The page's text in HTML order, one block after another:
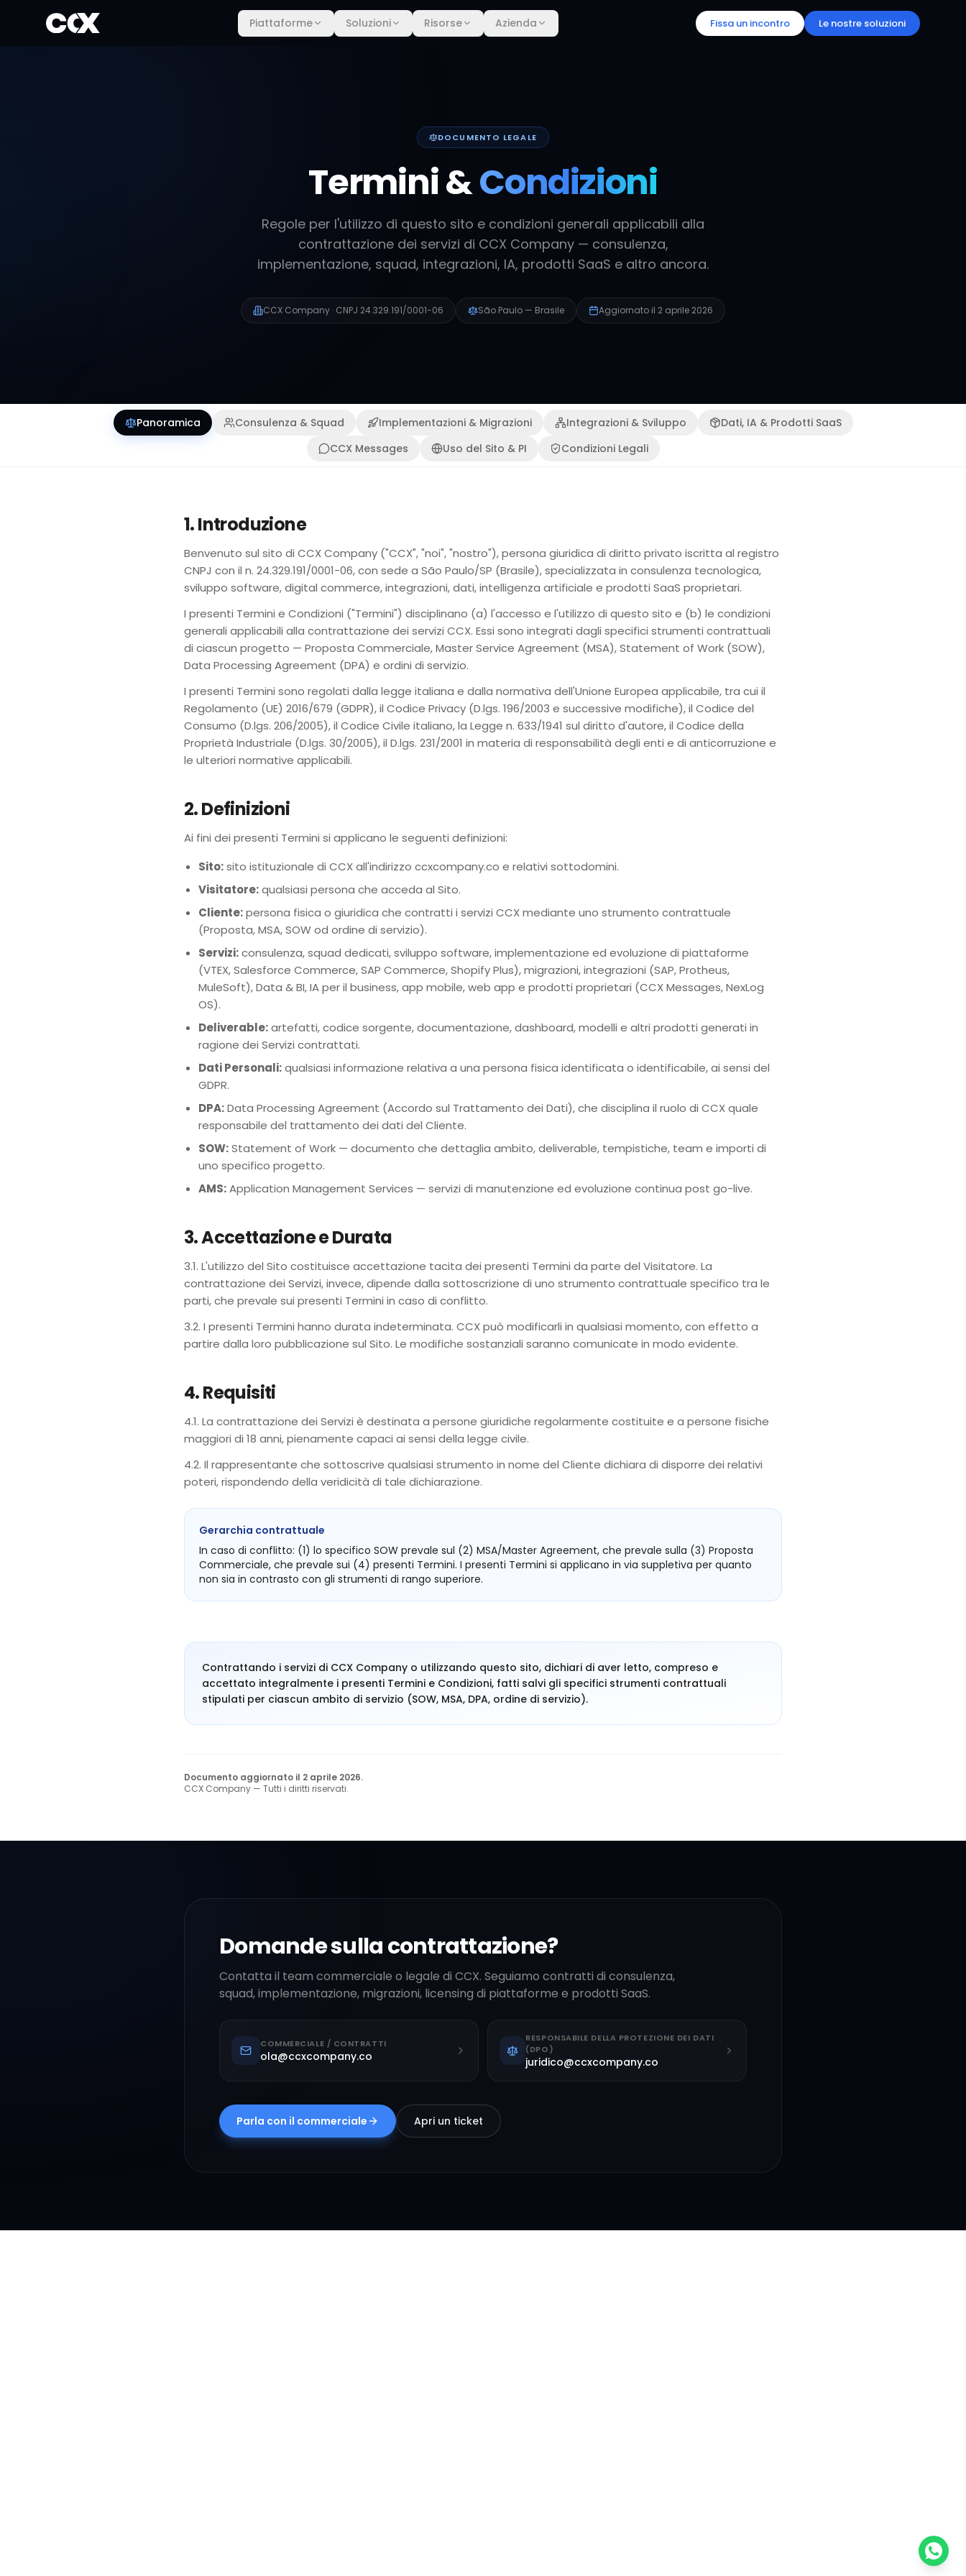
Piattaforme Soluzioni Risorse Azienda Fissa un incontro Le nostre soluzioni
DOCUMENTO LEGALE
Termini &Condizioni
Regole per l'utilizzo di questo sito e condizioni generali applicabili alla
contrattazione dei servizi di CCX Company — consulenza,
implementazione, squad, integrazioni, IA, prodotti SaaS e altro ancora.
CCX Company · CNPJ 24.329.191/0001-06 São Paulo — Brasile Aggiornato il 2 aprile 2026
Panoramica Consulenza & Squad Implementazioni & Migrazioni Integrazioni & Sviluppo
Dati, IA & Prodotti SaaS
CCX Messages
Uso del Sito & PI Condizioni Legali
1. Introduzione
Benvenuto sul sito di CCX Company ("CCX", "noi", "nostro"), persona giuridica di diritto privato iscritta al registro
CNPJ con il n. 24.329.191/0001-06, con sede a São Paulo/SP (Brasile), specializzata in consulenza tecnologica,
sviluppo software, digital commerce, integrazioni, dati, intelligenza artificiale e prodotti SaaS proprietari.
I presenti Termini e Condizioni ("Termini") disciplinano (a) l'accesso e l'utilizzo di questo sito e (b) le condizioni
generali applicabili alla contrattazione dei servizi CCX. Essi sono integrati dagli specifici strumenti contrattuali
di ciascun progetto — Proposta Commerciale, Master Service Agreement (MSA), Statement of Work (SOW),
Data Processing Agreement (DPA) e ordini di servizio.
I presenti Termini sono regolati dalla legge italiana e dalla normativa dell'Unione Europea applicabile, tra cui il
Regolamento (UE) 2016/679 (GDPR), il Codice Privacy (D.lgs. 196/2003 e successive modifiche), il Codice del
Consumo (D.lgs. 206/2005), il Codice Civile italiano, la Legge n. 633/1941 sul diritto d'autore, il Codice della
Proprietà Industriale (D.lgs. 30/2005), il D.lgs. 231/2001 in materia di responsabilità degli enti e di anticorruzione e
le ulteriori normative applicabili.
2. Definizioni
Ai fini dei presenti Termini si applicano le seguenti definizioni:
Sito:sito istituzionale di CCX all'indirizzo ccxcompany.co e relativi sottodomini.
Visitatore:qualsiasi persona che acceda al Sito.
Cliente:persona fisica o giuridica che contratti i servizi CCX mediante uno strumento contrattuale
(Proposta, MSA, SOW od ordine di servizio).
Servizi:consulenza, squad dedicati, sviluppo software, implementazione ed evoluzione di piattaforme
(VTEX, Salesforce Commerce, SAP Commerce, Shopify Plus), migrazioni, integrazioni (SAP, Protheus,
MuleSoft), Data & BI, IA per il business, app mobile, web app e prodotti proprietari (CCX Messages, NexLog
OS).
Deliverable:artefatti, codice sorgente, documentazione, dashboard, modelli e altri prodotti generati in
ragione dei Servizi contrattati.
Dati Personali:qualsiasi informazione relativa a una persona fisica identificata o identificabile, ai sensi del
GDPR.
DPA:Data Processing Agreement (Accordo sul Trattamento dei Dati), che disciplina il ruolo di CCX quale
responsabile del trattamento dei dati del Cliente.
SOW:Statement of Work — documento che dettaglia ambito, deliverable, tempistiche, team e importi di
uno specifico progetto.
AMS:Application Management Services — servizi di manutenzione ed evoluzione continua post go-live.
3. Accettazione e Durata
3.1. L'utilizzo del Sito costituisce accettazione tacita dei presenti Termini da parte del Visitatore. La
contrattazione dei Servizi, invece, dipende dalla sottoscrizione di uno strumento contrattuale specifico tra le
parti, che prevale sui presenti Termini in caso di conflitto.
3.2. I presenti Termini hanno durata indeterminata. CCX può modificarli in qualsiasi momento, con effetto a
partire dalla loro pubblicazione sul Sito. Le modifiche sostanziali saranno comunicate in modo evidente.
4. Requisiti
4.1. La contrattazione dei Servizi è destinata a persone giuridiche regolarmente costituite e a persone fisiche
maggiori di 18 anni, pienamente capaci ai sensi della legge civile.
4.2. Il rappresentante che sottoscrive qualsiasi strumento in nome del Cliente dichiara di disporre dei relativi
poteri, rispondendo della veridicità di tale dichiarazione.
Gerarchia contrattuale
In caso di conflitto: (1) lo specifico SOW prevale sul (2) MSA/Master Agreement, che prevale sulla (3) Proposta
Commerciale, che prevale sui (4) presenti Termini. I presenti Termini si applicano in via suppletiva per quanto
non sia in contrasto con gli strumenti di rango superiore.
Contrattando i servizi di CCX Company o utilizzando questo sito, dichiari di aver letto, compreso e
accettato integralmente i presenti Termini e Condizioni, fatti salvi gli specifici strumenti contrattuali
stipulati per ciascun ambito di servizio (SOW, MSA, DPA, ordine di servizio).
Documento aggiornato il 2 aprile 2026.
CCX Company — Tutti i diritti riservati.
Domande sulla contrattazione?
Contatta il team commerciale o legale di CCX. Seguiamo contratti di consulenza,
squad, implementazione, migrazioni, licensing di piattaforme e prodotti SaaS.
COMMERCIALE / CONTRATTI
ola@ccxcompany.co
RESPONSABILE DELLA PROTEZIONE DEI DATI
(DPO)
juridico@ccxcompany.co
Parla con il commerciale Apri un ticket